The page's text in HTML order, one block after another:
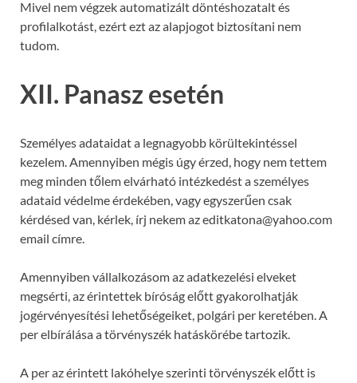
Mivel nem végzek automatizált döntéshozatalt és
profilalkotást, ezért ezt az alapjogot biztosítani nem
tudom.
XII. Panasz esetén
Személyes adataidat a legnagyobb körültekintéssel
kezelem. Amennyiben mégis úgy érzed, hogy nem tettem
meg minden tőlem elvárható intézkedést a személyes
adataid védelme érdekében, vagy egyszerűen csak
kérdésed van, kérlek, írj nekem az editkatona@yahoo.com
email címre.
Amennyiben vállalkozásom az adatkezelési elveket
megsérti, az érintettek bíróság előtt gyakorolhatják
jogérvényesítési lehetőségeiket, polgári per keretében. A
per elbírálása a törvényszék hatáskörébe tartozik.
A per az érintett lakóhelye szerinti törvényszék előtt is